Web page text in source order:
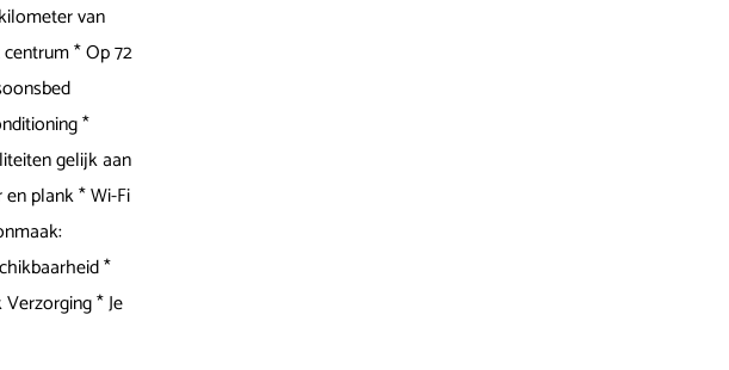
van
* Op 72
*
gelijk aan
plank * Wi-Fi
*
* Je